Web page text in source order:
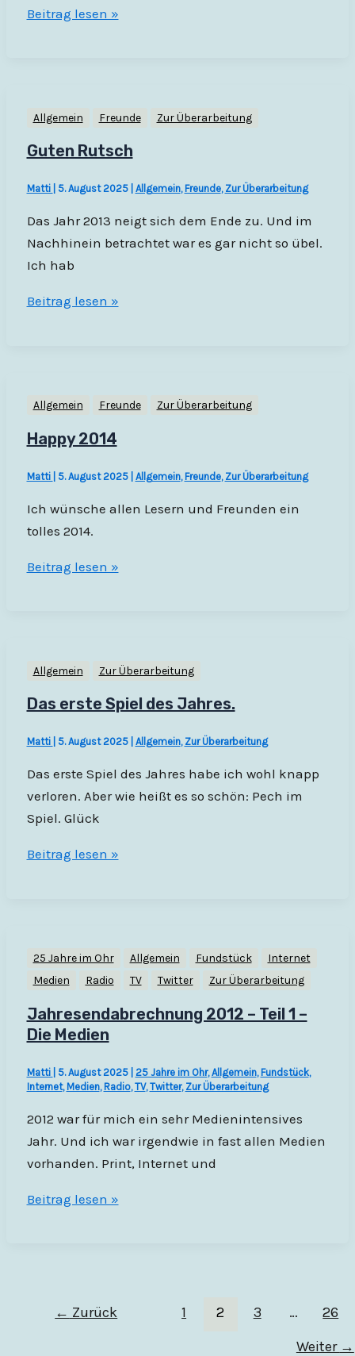
Weihnachten?
Beitrag lesen »
Allgemein Freunde Zur Überarbeitung
Guten Rutsch
Matti 5. August 2025 Allgemein, Freunde, Zur Überarbeitung
Das Jahr 2013 neigt sich dem Ende zu. Und im
Nachhinein betrachtet war es gar nicht so übel.
Ich hab
Guten
Beitrag lesen »
Allgemein Freunde Zur Überarbeitung
Happy 2014
Matti 5. August 2025 Allgemein, Freunde, Zur Überarbeitung
Ich wünsche allen Lesern und Freunden ein
tolles 2014.
Happy
Beitrag lesen »
Allgemein Zur Überarbeitung
Das erste Spiel des Jahres.
Matti 5. August 2025 Allgemein, Zur Überarbeitung
Das erste Spiel des Jahres habe ich wohl knapp
verloren. Aber wie heißt es so schön: Pech im
Spiel. Glück
Das
Beitrag lesen »
25 Jahre im Ohr Allgemein Fundstück
Internet
Medien
Radio TV Twitter Zur Überarbeitung
Jahresendabrechnung 2012 – Teil 1 –
Die Medien
Matti 5. August 2025 25 Jahre im Ohr, Allgemein, Fundstück,
Internet, Medien, Radio, TV, Twitter, Zur Überarbeitung
2012 war für mich ein sehr Medienintensives
Jahr. Und ich war irgendwie in fast allen Medien
vorhanden. Print, Internet und
Jahresendabrechnung
Beitrag lesen »
← Zurück 1 2 3 …
26
Weiter →